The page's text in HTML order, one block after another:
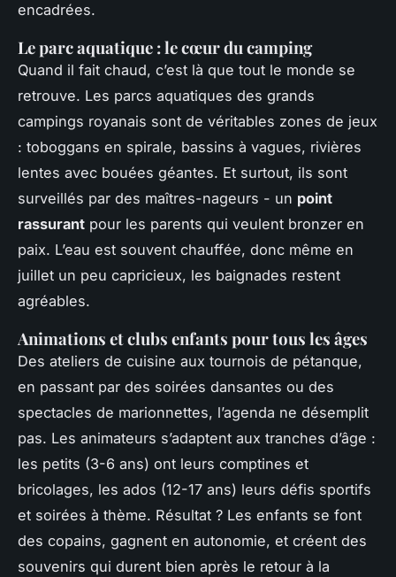
encadrées.
Le parc aquatique : le cœur du camping
Quand il fait chaud, c’est là que tout le monde se
retrouve. Les parcs aquatiques des grands
campings royanais sont de véritables zones de jeux
: toboggans en spirale, bassins à vagues, rivières
lentes avec bouées géantes. Et surtout, ils sont
surveillés par des maîtres-nageurs - un point
rassurant pour les parents qui veulent bronzer en
paix. L’eau est souvent chauffée, donc même en
juillet un peu capricieux, les baignades restent
agréables.
Animations et clubs enfants pour tous les âges
Des ateliers de cuisine aux tournois de pétanque,
en passant par des soirées dansantes ou des
spectacles de marionnettes, l’agenda ne désemplit
pas. Les animateurs s’adaptent aux tranches d’âge :
les petits (3-6 ans) ont leurs comptines et
bricolages, les ados (12-17 ans) leurs défis sportifs
et soirées à thème. Résultat ? Les enfants se font
des copains, gagnent en autonomie, et créent des
souvenirs qui durent bien après le retour à la